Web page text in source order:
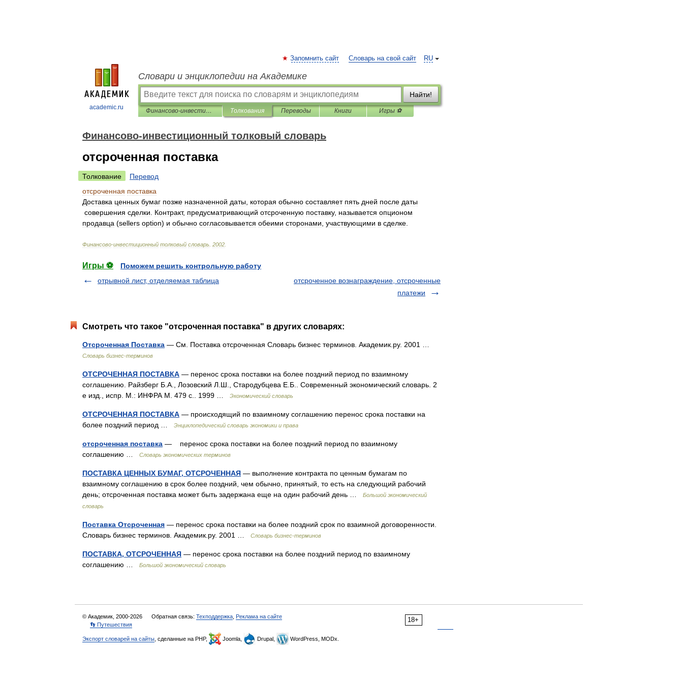
academic.ru
RU
Запомнить сайт Словарь на свой сайт
Словари и энциклопедии на Академике
Найти!
Финансово-инвестиционный толковый словарь Толкования Переводы Книги Игры ⚽
Финансово-инвестиционный толковый словарь
отсроченная поставка
Толкование
Перевод
отсроченная поставка
Доставка ценных бумаг позже назначенной даты которая обычно составляет пять дней после даты
совершения сделки Контракт, предусматривающий отсроченную поставку, называется опционом
продавца (sellers option) и обычно согласовывается обеими сторонами участвующими в сделке
Финансово-инвестиционный толковый словарь 2002
Игры ⚽
Поможем решить контрольную работу
отрывной лист, отделяемая таблица
отсроченное вознаграждение, отсроченные
платежи
Смотреть что такое "отсроченная поставка" в других словарях:
Отсроченная Поставка — См. Поставка отсроченная Словарь бизнес терминов. Академик.ру. 2001 …
Словарь бизнес-терминов
ОТСРОЧЕННАЯ ПОСТАВКА — перенос срока поставки на более поздний период по взаимному
соглашению. Райзберг Б.А., Лозовский Л.Ш., Стародубцева Е.Б.. Современный экономический словарь. 2
е изд., испр. М.: ИНФРА М. 479 с.. 1999 …
Экономический словарь
ОТСРОЧЕННАЯ ПОСТАВКА — происходящий по взаимному соглашению перенос срока поставки на
более поздний период …
Энциклопедический словарь экономики и права
отсроченная поставка — перенос срока поставки на более поздний период по взаимному
соглашению …
Словарь экономических терминов
ПОСТАВКА ЦЕННЫХ БУМАГ, ОТСРОЧЕННАЯ — выполнение контракта по ценным бумагам по
взаимному соглашению в срок более поздний, чем обычно, принятый, то есть на следующий рабочий
день; отсроченная поставка может быть задержана еще на один рабочий день …
Большой экономический
словарь
Поставка Отсроченная — перенос срока поставки на более поздний срок по взаимной договоренности.
Словарь бизнес терминов. Академик.ру. 2001 …
Словарь бизнес-терминов
ПОСТАВКА, ОТСРОЧЕННАЯ — перенос срока поставки на более поздний период по взаимному
соглашению …
Большой экономический словарь
18+
© Академик, 2000-2026 Обратная связь: Техподдержка Реклама на сайте
👣 Путешествия
Экспорт словарей на сайты , сделанные на PHP, Joomla, Drupal, WordPress, MODx.